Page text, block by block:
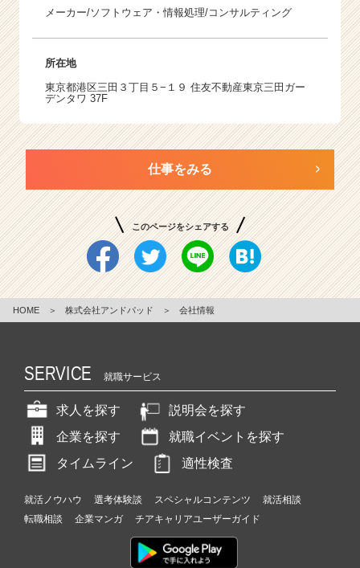
メーカー/ソフトウェア・情報処理/コンサルティング
所在地
東京都港区三田３丁目５−１９ 住友不動産東京三田ガー
デンタワ 37F
仕事をみる
このページをシェアする
HOME ＞ 株式会社アンドパッド ＞ 会社情報
SERVICE 就職サービス
求人を探す
説明会を探す
企業を探す
就職イベントを探す
タイムライン
適性検査
就活ノウハウ 選考体験談 スペシャルコンテンツ
就活相談
転職相談
企業マンガ チアキャリアユーザーガイド